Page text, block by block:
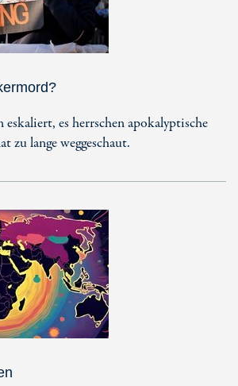
es herrschen apokalyptische
zu lange weggeschaut.